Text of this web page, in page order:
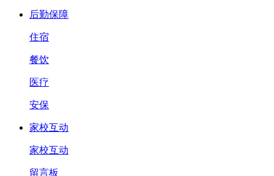
后勤保障
住宿
餐饮
医疗
安保
家校互动
家校互动
留言板